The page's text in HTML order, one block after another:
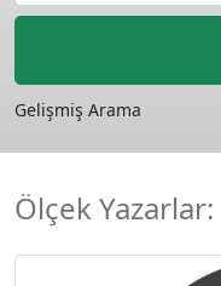
Gelişmiş Arama
Ölçek Yazarlar: